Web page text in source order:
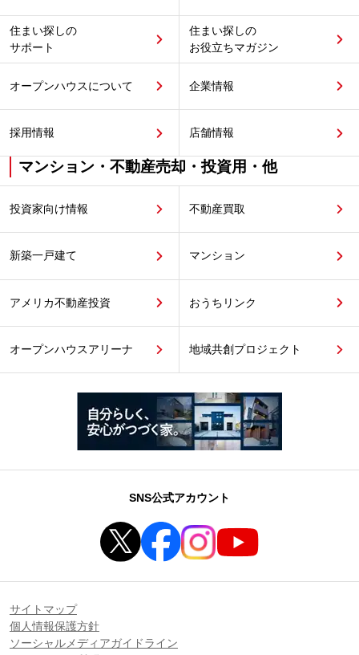
住まい探しの
サポート
住まい探しの
お役立ちマガジン
オープンハウスについて 企業情報
採用情報 店舗情報
マンション・不動産売却・投資用・他
投資家向け情報 不動産買取
新築一戸建て マンション
アメリカ不動産投資 おうちリンク
オープンハウスアリーナ 地域共創プロジェクト
SNS公式アカウント
サイトマップ
個人情報保護方針
ソーシャルメディアガイドライン